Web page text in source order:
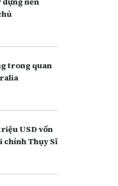
trong quan
USD vốn
chính Thụy Sĩ